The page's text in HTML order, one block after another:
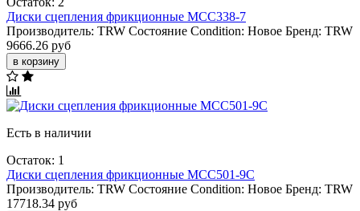
Диски сцепления фрикционные MCC338-7
Производитель: TRW Состояние Condition: Новое Бренд: TRW
9666.26 руб
в корзину
Есть в наличии
Остаток: 1
Диски сцепления фрикционные MCC501-9C
Производитель: TRW Состояние Condition: Новое Бренд: TRW
17718.34 руб